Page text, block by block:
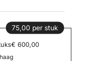
75,00 per stuk
€ 600,00